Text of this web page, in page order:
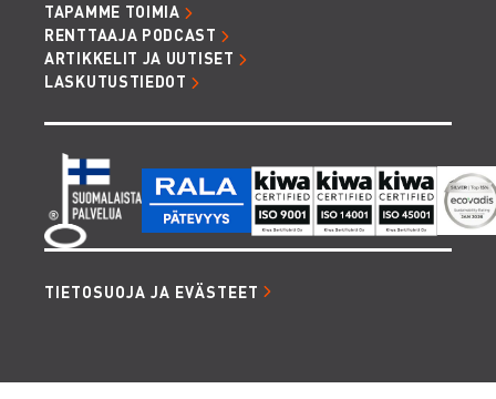
Maantiivistäjät ja
maanrakennuskoneet:
Kurottajat, trukit ja pinkkarit
Kompressorit, paineilma- ja
louhintakalusto:
TAPAMME TOIMIA
RENTTAAJA PODCAST
ARTIKKELIT JA UUTISET
LASKUTUSTIEDOT
TIETOSUOJA JA EVÄSTEET